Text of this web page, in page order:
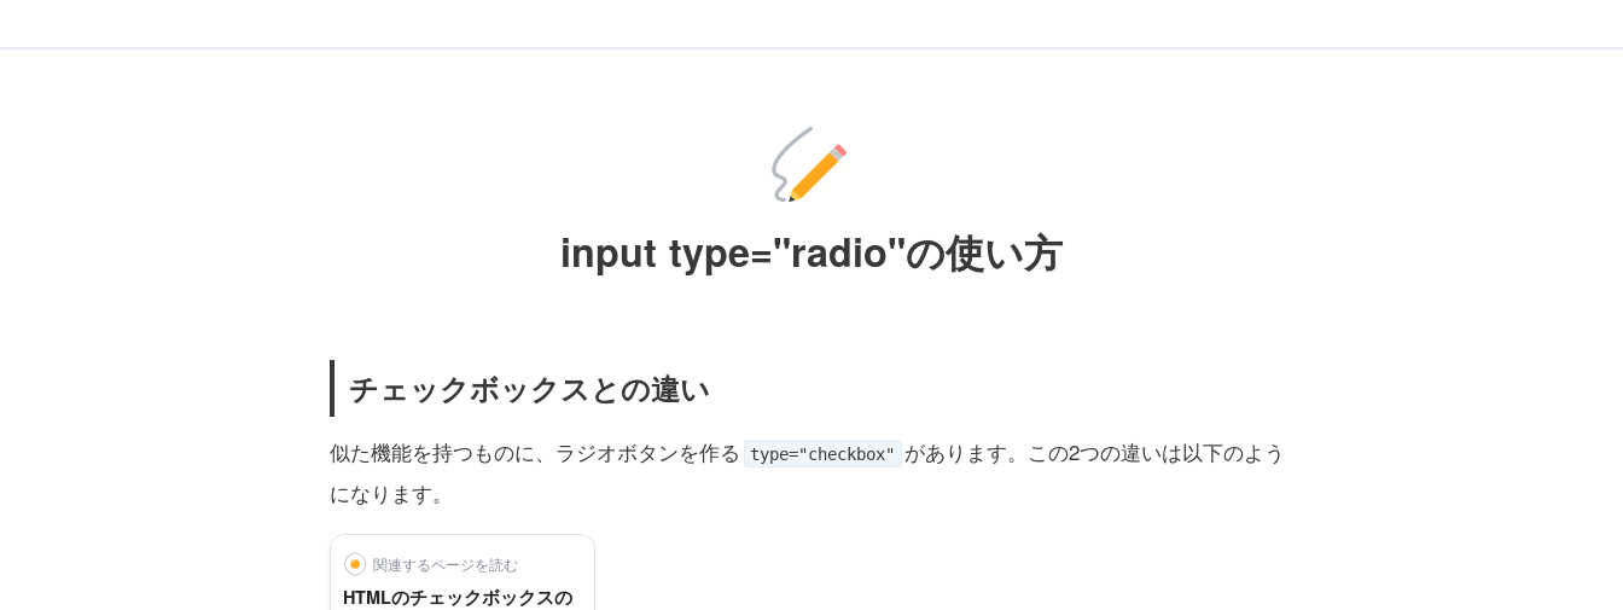
input type="radio"の使い方
チェックボックスとの違い
似た機能を持つものに、ラジオボタンを作る type="checkbox"
があります。この2つの違いは以下のよう
になります。
関連するページを読む
HTMLのチェックボックスの